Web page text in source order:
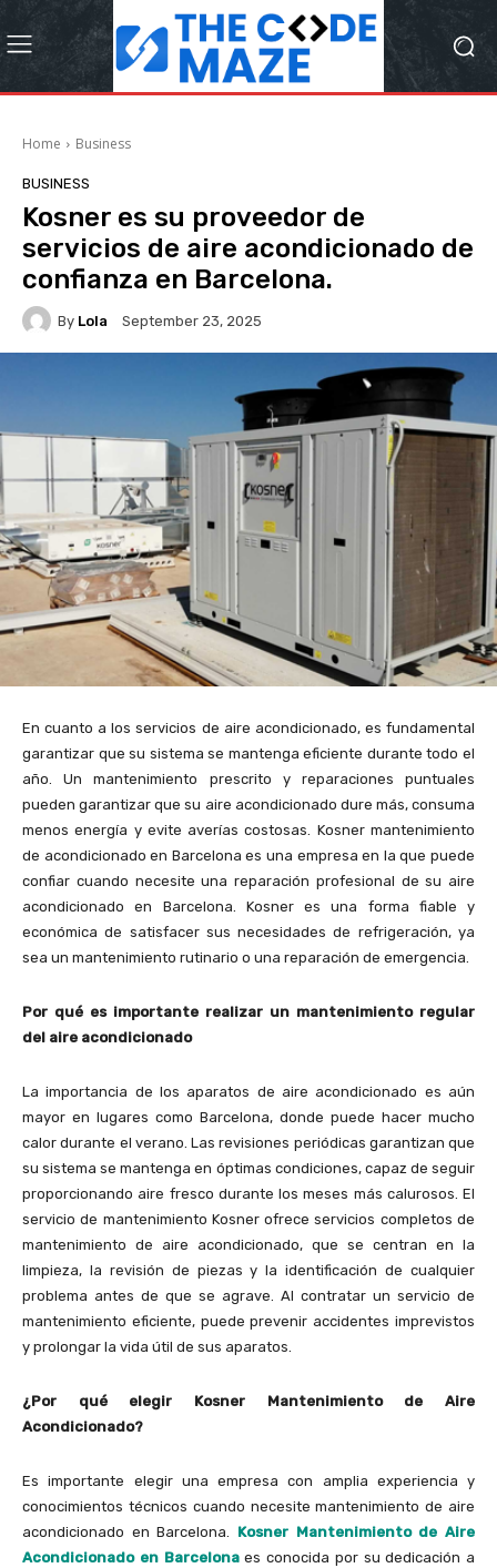
Home Business
BUSINESS
Kosner es su proveedor de
servicios de aire acondicionado de
confianza en Barcelona.
By Lola September 23, 2025
En cuanto a los servicios de aire acondicionado, es fundamental
garantizar que su sistema se mantenga eficiente durante todo el
año. Un mantenimiento prescrito y reparaciones puntuales
pueden garantizar que su aire acondicionado dure más, consuma
menos energía y evite averías costosas. Kosner mantenimiento
de acondicionado en Barcelona es una empresa en la que puede
confiar cuando necesite una reparación profesional de su aire
acondicionado en Barcelona. Kosner es una forma fiable y
económica de satisfacer sus necesidades de refrigeración, ya
sea un mantenimiento rutinario o una reparación de emergencia.
Por qué es importante realizar un mantenimiento regular
del aire acondicionado
La importancia de los aparatos de aire acondicionado es aún
mayor en lugares como Barcelona, ​​donde puede hacer mucho
calor durante el verano. Las revisiones periódicas garantizan que
su sistema se mantenga en óptimas condiciones, capaz de seguir
proporcionando aire fresco durante los meses más calurosos. El
servicio de mantenimiento Kosner ofrece servicios completos de
mantenimiento de aire acondicionado, que se centran en la
limpieza, la revisión de piezas y la identificación de cualquier
problema antes de que se agrave. Al contratar un servicio de
mantenimiento eficiente, puede prevenir accidentes imprevistos
y prolongar la vida útil de sus aparatos.
¿Por qué elegir Kosner Mantenimiento de Aire
Acondicionado?
Es importante elegir una empresa con amplia experiencia y
conocimientos técnicos cuando necesite mantenimiento de aire
acondicionado en Barcelona. Kosner Mantenimiento de Aire
Acondicionado en Barcelonaes conocida por su dedicación a